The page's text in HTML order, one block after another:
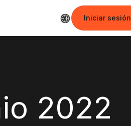
Iniciar sesión
2022